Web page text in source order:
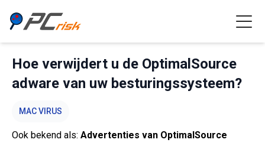
Hoe verwijdert u de OptimalSource
adware van uw besturingssysteem?
MAC VIRUS
Ook bekend als: Advertenties van OptimalSource